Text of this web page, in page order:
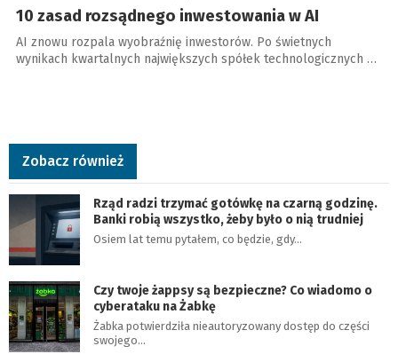
10 zasad rozsądnego inwestowania w AI
AI znowu rozpala wyobraźnię inwestorów. Po świetnych
wynikach kwartalnych największych spółek technologicznych …
Zobacz również
Rząd radzi trzymać gotówkę na czarną godzinę.
Banki robią wszystko, żeby było o nią trudniej
Osiem lat temu pytałem, co będzie, gdy…
Czy twoje żappsy są bezpieczne? Co wiadomo o
cyberataku na Żabkę
Żabka potwierdziła nieautoryzowany dostęp do części
swojego…